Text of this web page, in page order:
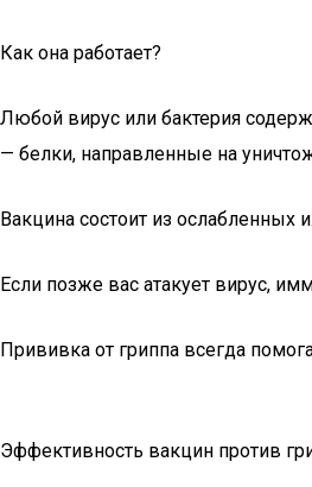
Как она работает?
Любой вирус или бактерия
— белки, направленные на
Вакцина состоит из ослабленных
Если позже вас атакует вирус,
Прививка от гриппа всегда
Эффективность вакцин против